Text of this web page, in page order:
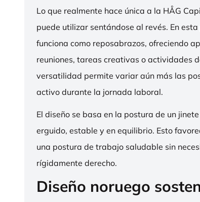
Lo que realmente hace única a la HÅG
puede utilizar sentándose al revés. En
funciona como reposabrazos, ofreciendo
reuniones, tareas creativas o actividades
versatilidad permite variar aún más las
activo durante la jornada laboral.
El diseño se basa en la postura de un
erguido, estable y en equilibrio. Esto
una postura de trabajo saludable sin
rígidamente derecho.
Diseño noruego